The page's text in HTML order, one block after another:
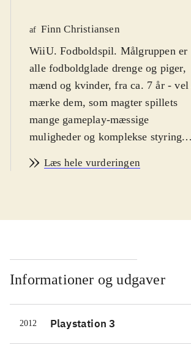
af Finn Christiansen
WiiU. Fodboldspil. Målgruppen er
alle fodboldglade drenge og piger,
mænd og kvinder, fra ca. 7 år - vel
mærke dem, som magter spillets
mange gameplay-mæssige
muligheder og komplekse styring.
lidt højere end i de normale FIFA-
engelsk. PEGI: 3.
konsollen. Helt grundlæggende er
FIFA 13 et helt igennem glimrende
fodboldspil. Der er bygget ovenpå
12-versionen og alt virker som det
skal. Spil-mekanikken er solid og
realistisk, grafikken er super flot
Læs hele vurderingen
Informationer og udgaver
2012 Playstation 3